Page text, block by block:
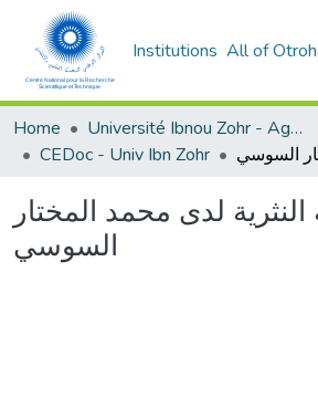
Institutions All of
Home
Université Ibnou Zohr - Agadir
CEDoc - Univ Ibn Zohr
لدى محمد المختار
السوسي